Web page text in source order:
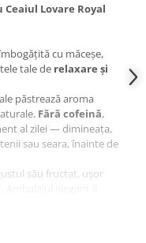
Lovare Royal
cu măceșe,
tale de relaxare și
păstrează aroma
Fără cofeină,
al zilei — dimineața,
sau seara, înainte de
său fructat, ușor
un cadou special - fie
corporate.